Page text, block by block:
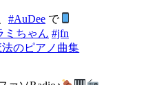
#AuDee で
ミちゃん #jfn
法のピアノ曲集